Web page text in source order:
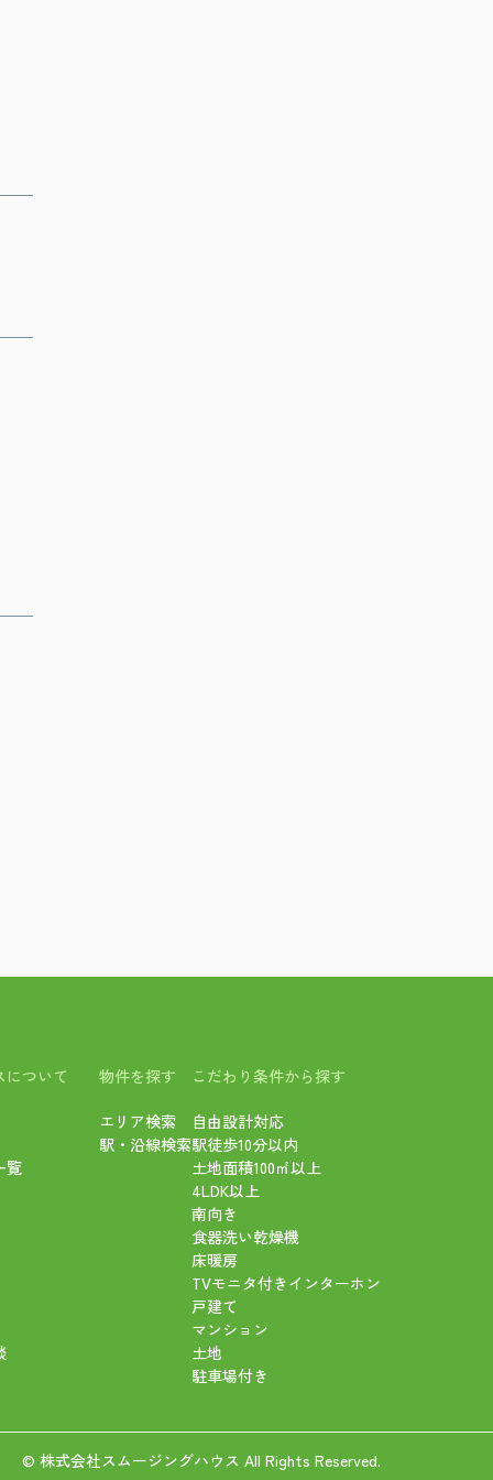
について
覧
物件を探す
エリア検索
駅・沿線検索
こだわり条件から探す
自由設計対応
駅徒歩10分以内
土地面積100㎡以上
4LDK以上
南向き
食器洗い乾燥機
床暖房
TVモニタ付きインターホン
戸建て
マンション
土地
駐車場付き
© 株式会社スムージングハウス All Rights Reserved.